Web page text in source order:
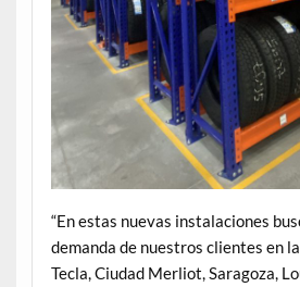
“En estas nuevas instalaciones
demanda de nuestros clientes en
Tecla, Ciudad Merliot, Saragoza,